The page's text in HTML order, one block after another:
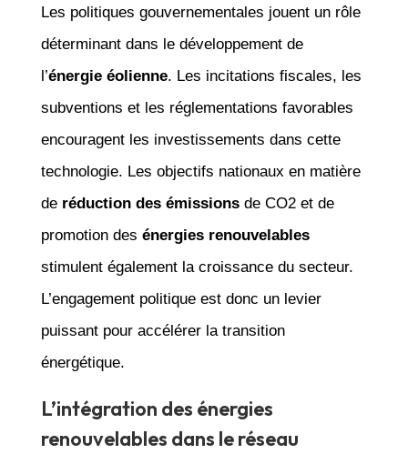
Les politiques gouvernementales jouent un rôle
déterminant dans le développement de
l’énergie éolienne. Les incitations fiscales, les
subventions et les réglementations favorables
encouragent les investissements dans cette
technologie. Les objectifs nationaux en matière
de réduction des émissionsde CO2 et de
promotion des énergies renouvelables
stimulent également la croissance du secteur.
L’engagement politique est donc un levier
puissant pour accélérer la transition
énergétique.
L’intégration des énergies
renouvelables dans le réseau